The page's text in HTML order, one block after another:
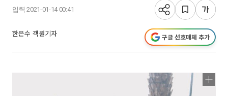
입력 2021-01-14 00:41
한은수 객원기자 구글 선호매체 추가